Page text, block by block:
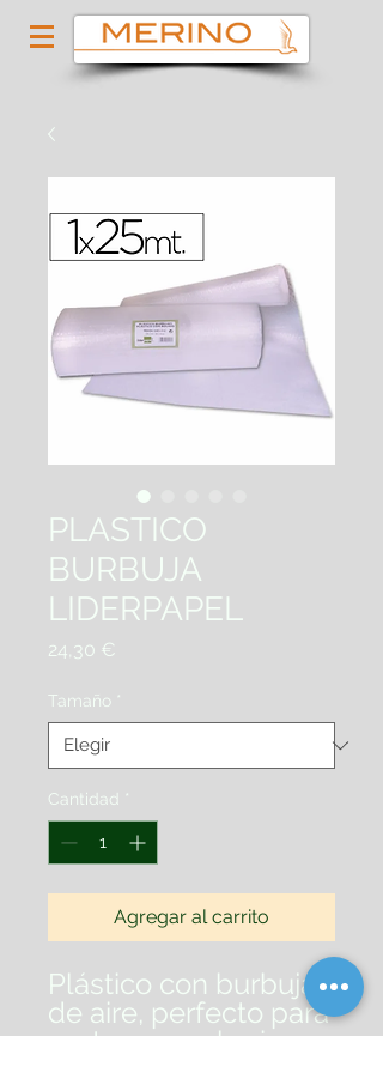
PLASTICO
BURBUJA
LIDERPAPEL
24,30 €
Tamaño *
Cantidad *
Agregar al carrito
Plástico con burbujas
de aire, perfecto para
proteger cualquier